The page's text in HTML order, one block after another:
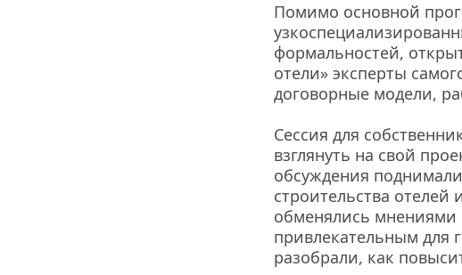
Помимо основной
формальностей,
отели» эксперты
договорные модели,
Сессия для
взглянуть на свой
обсуждения
строительства
обменялись мнениями
привлекательным для
разобрали, как